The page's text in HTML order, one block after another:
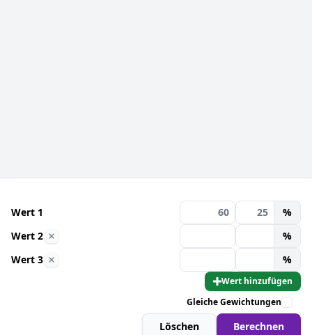
Wert 1
%
Wert 2
%
Wert 3
%
Wert hinzufügen
Gleiche Gewichtungen
Löschen Berechnen